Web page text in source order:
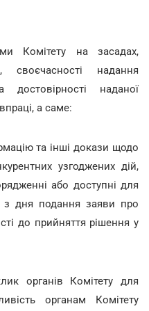
Комітету на засадах,
своєчасності надання
достовірності наданої
а саме:
та інші докази щодо
узгоджених дій,
або доступні для
з дня подання заяви про
до прийняття рішення у
органів Комітету для
органам Комітету